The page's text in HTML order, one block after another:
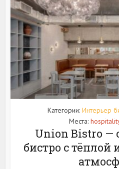
Категории: Интерьер
Места:
Union Bistro —
бистро с